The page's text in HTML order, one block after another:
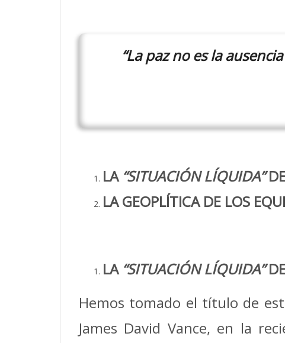
“La paz no es la
LA “SITUACIÓN LÍQUIDA”
LA GEOPLÍTICA DE LOS
LA “SITUACIÓN LÍQUIDA”
Hemos tomado el título de
James David Vance, en la